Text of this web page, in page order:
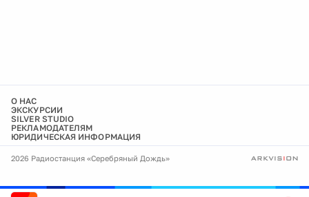
О НАС
ЭКСКУРСИИ
SILVER STUDIO
РЕКЛАМОДАТЕЛЯМ
ЮРИДИЧЕСКАЯ ИНФОРМАЦИЯ
2026 Радиостанция «Серебряный Дождь»